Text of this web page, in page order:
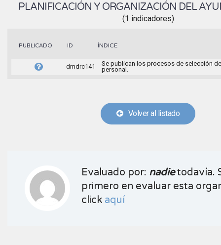
PLANIFICACIÓN Y ORGANIZACIÓN DEL
(1 indicadores)
PUBLICADO ID ÍNDICE
dmdrc141
Se publican los procesos de selección de
personal.
Volver al listado
Evaluado por: nadietodavía.
primero en evaluar esta
click aquí